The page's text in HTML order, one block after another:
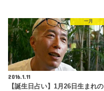
一月
2016.1.11
【誕生日占い】1月26日生まれの